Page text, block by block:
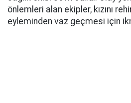
önlemleri alan ekipler, kızını
eyleminden vaz geçmesi için